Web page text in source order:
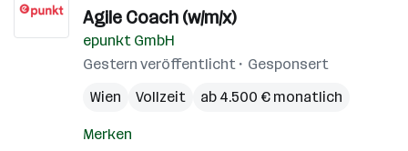
Agile Coach (w/m/x)
epunkt GmbH
Gestern veröffentlicht
Gesponsert
Wien
Vollzeit ab 4.500 € monatlich
Merken